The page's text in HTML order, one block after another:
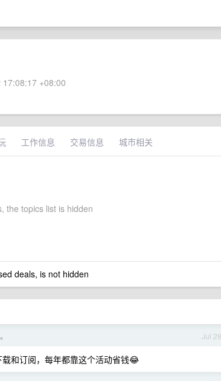
+08:00
工作信息 交易信息 城市相关
the topics list is hidden
deals, is not hidden
Jul 29
和订阅，每年都靠这个活动省钱😂